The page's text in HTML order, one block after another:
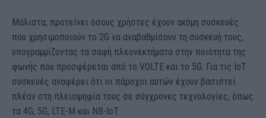
Μάλιστα, προτείνει όσους χρήστες έχουν ακόμη συσκευές
που χρησιμοποιούν το 2G να αναβαθμίσουν τη συσκευή τους,
υπογραμμίζοντας τα σαφή πλεονεκτήματα στην ποιότητα της
φωνής που προσφέρεται από το VOLTE και το 5G. Για τις IoT
συσκευές αναφέρει ότι οι πάροχοι αυτών έχουν βασιστεί
πλέον στη πλειοψηφία τους σε σύγχρονες τεχνολογίες, όπως
τα 4G, 5G, LTE-M και NB-IoT.